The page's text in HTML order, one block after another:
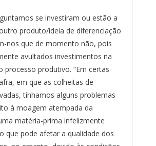
se investiram ou estão a
produto/ideia de diferenciação
nos que de momento não, pois
avultados investimentos na
processo produtivo. “Em certas
em que as colheitas de
tínhamos alguns problemas
à moagem atempada da
matéria-prima infelizmente
que pode afetar a qualidade dos